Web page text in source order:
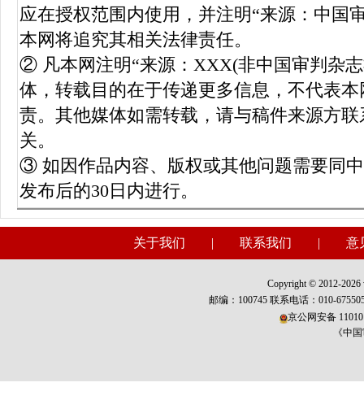
应在授权范围内使用，并注明“来源：中国
本网将追究其相关法律责任。
② 凡本网注明“来源：XXX(非中国审判杂
体，转载目的在于传递更多信息，不代表
责。其他媒体如需转载，请与稿件来源方
关。
③ 如因作品内容、版权或其他问题需要同
发布后的30日内进行。
关于我们 | 联系我们 | 意
Copyright © 2012-2026
邮编：100745 联系电话：010-
京公网安备
《中